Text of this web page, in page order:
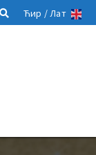
Ћир /Лат